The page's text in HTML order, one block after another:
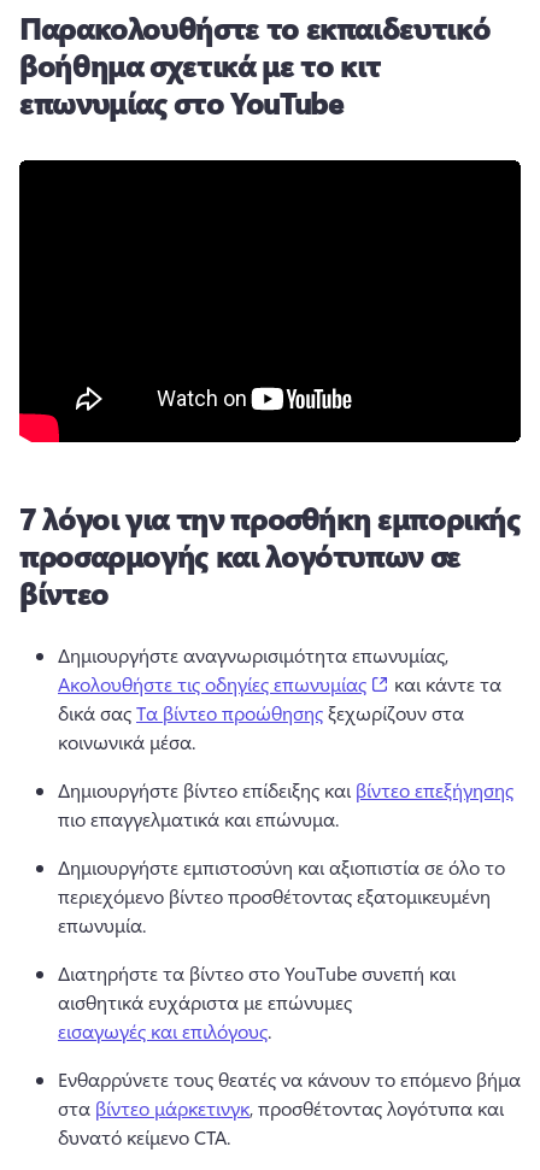
Παρακολουθήστε το εκπαιδευτικό
βοήθημα σχετικά με το κιτ
επωνυμίας στο YouTube
7 λόγοι για την προσθήκη εμπορικής
προσαρμογής και λογότυπων σε
βίντεο
Δημιουργήστε αναγνωρισιμότητα επωνυμίας,
Ακολουθήστε τις οδηγίες επωνυμίας
(opens in a new
και κάντε τα
δικά σας Τα βίντεο προώθησης ξεχωρίζουν στα
κοινωνικά μέσα.
Δημιουργήστε βίντεο επίδειξης και βίντεο επεξήγησης
πιο επαγγελματικά και επώνυμα.
Δημιουργήστε εμπιστοσύνη και αξιοπιστία σε όλο το
περιεχόμενο βίντεο προσθέτοντας εξατομικευμένη
επωνυμία.
Διατηρήστε τα βίντεο στο YouTube συνεπή και
αισθητικά ευχάριστα με επώνυμες
εισαγωγές και επιλόγους.
Ενθαρρύνετε τους θεατές να κάνουν το επόμενο βήμα
στα βίντεο μάρκετινγκ, προσθέτοντας λογότυπα και
δυνατό κείμενο CTA.